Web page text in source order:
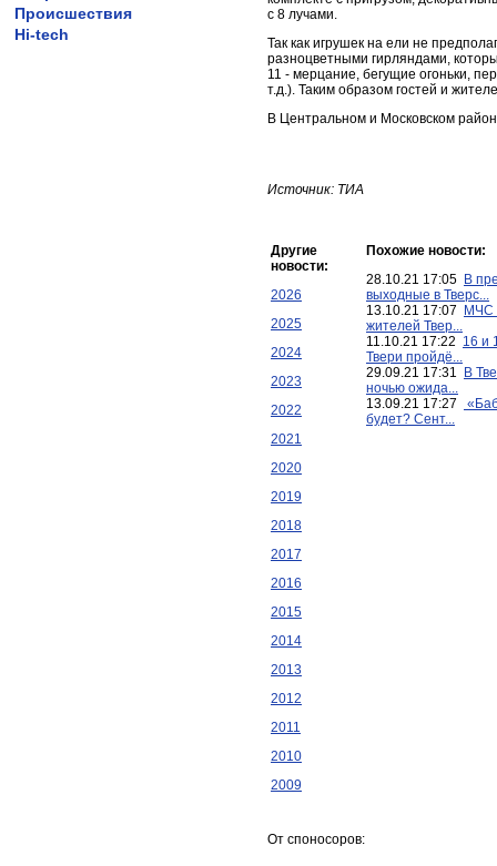
Происшествия
Hi-tech
с 8 лучами.
Так как игрушек на ели не
разноцветными гирляндами,
11 - мерцание, бегущие огоньки,
т.д.). Таким образом гостей и
В Центральном и Московском
Источник: ТИА
Другие
новости:
2026
2025
2024
2023
2022
2021
2020
2019
2018
2017
2016
2015
2014
2013
2012
2011
2010
2009
Похожие новости:
28.10.21 17:05 В
выходные в Тверс...
13.10.21 17:07
МЧС
жителей Твер...
11.10.21 17:22 16 и
Твери пройдё...
29.09.21 17:31
В
ночью ожида...
13.09.21 17:27
будет? Сент...
От споносоров: